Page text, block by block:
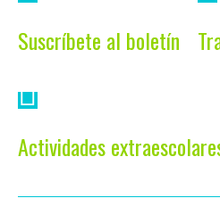
Suscríbete al boletín
Actividades